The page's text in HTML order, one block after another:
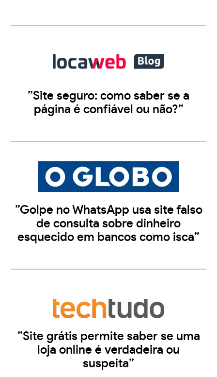
”Site seguro: como saber se a
página é confiável ou não?”
”Golpe no WhatsApp usa site falso
de consulta sobre dinheiro
esquecido em bancos como isca”
”Site grátis permite saber se uma
loja online é verdadeira ou
suspeita”